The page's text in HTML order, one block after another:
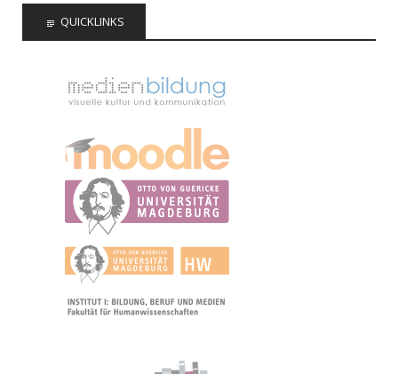
QUICKLINKS